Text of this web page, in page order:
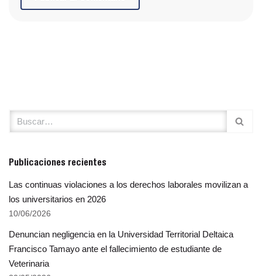
Publicaciones recientes
Las continuas violaciones a los derechos laborales movilizan a
los universitarios en 2026
10/06/2026
Denuncian negligencia en la Universidad Territorial Deltaica
Francisco Tamayo ante el fallecimiento de estudiante de
Veterinaria